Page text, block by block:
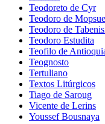
Teodoreto de Cyr
Teodoro de
Teodoro de
Teodoro Estudita
Teofilo de
Teognosto
Tertuliano
Textos Litúrgicos
Tiago de Saroug
Vicente de Lerins
Youssef Bousnaya